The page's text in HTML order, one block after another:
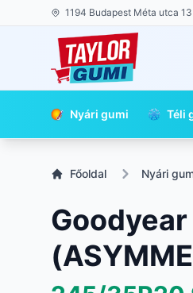
1194 Budapest Méta utca 13
Nyári gumi Téli
Főoldal Nyári
Goodyear